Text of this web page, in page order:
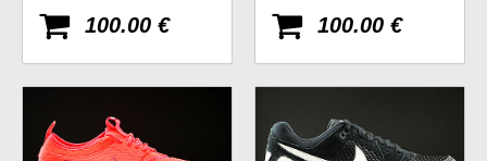
100.00 € 100.00 €